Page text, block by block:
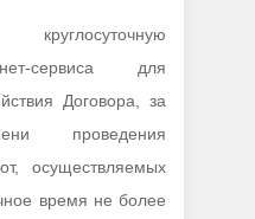
сервиса для
Договора, за
проведения
осуществляемых
время не более